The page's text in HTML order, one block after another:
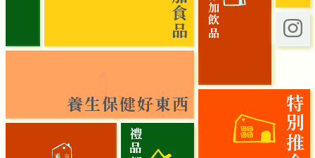
養生保健好東西 特別推介
禮品部